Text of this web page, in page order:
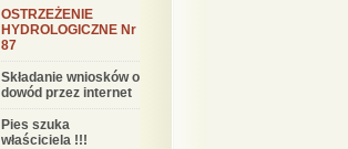
OSTRZEŻENIE
HYDROLOGICZNE Nr
87
Składanie wniosków o
dowód przez internet
Pies szuka
właściciela !!!